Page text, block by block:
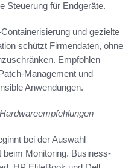
Steuerung für Endgeräte.
und gezielte
schützt Firmendaten, ohne
Empfohlen
Management und
Anwendungen.
bei der Auswahl
beim Monitoring. Business-